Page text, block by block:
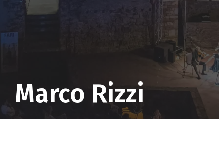
Marco Rizzi